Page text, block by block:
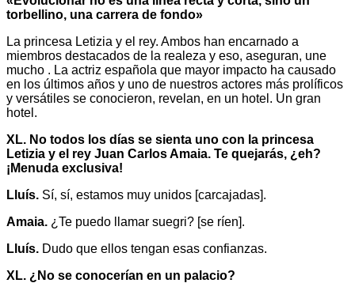
torbellino, una carrera de fondo»
La princesa Letizia y el rey. Ambos han encarnado a
miembros destacados de la realeza y eso, aseguran, une
mucho . La actriz española que mayor impacto ha causado
en los últimos años y uno de nuestros actores más prolíficos
y versátiles se conocieron, revelan, en un hotel. Un gran
hotel.
XL. No todos los días se sienta uno con la princesa
Letizia y el rey Juan Carlos Amaia. Te quejarás, ¿eh?
¡Menuda exclusiva!
Lluís. Sí, sí, estamos muy unidos [carcajadas].
Amaia. ¿Te puedo llamar suegri? [se ríen].
Lluís. Dudo que ellos tengan esas confianzas.
XL. ¿No se conocerían en un palacio?